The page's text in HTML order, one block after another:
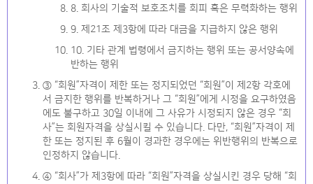
8. 회사의 기술적 보호조치를 회피 혹은 무력화하는 행위
9. 제21조 제3항에 따라 대금을 지급하지 않은 행위
10. 기타 관계 법령에서 금지하는 행위 또는 공서양속에
반하는 행위
③ “회원”자격이 제한 또는 정지되었던 “회원”이 제2항 각호에
서 금지한 행위를 반복하거나 그 “회원”에게 시정을 요구하였음
에도 불구하고 30일 이내에 그 사유가 시정되지 않은 경우 “회
사”는 회원자격을 상실시킬 수 있습니다. 다만, “회원”자격이 제
한 또는 정지된 후 6월이 경과한 경우에는 위반행위의 반복으로
인정하지 않습니다.
④ “회사”가 제3항에 따라 “회원”자격을 상실시킨 경우 당해 “회